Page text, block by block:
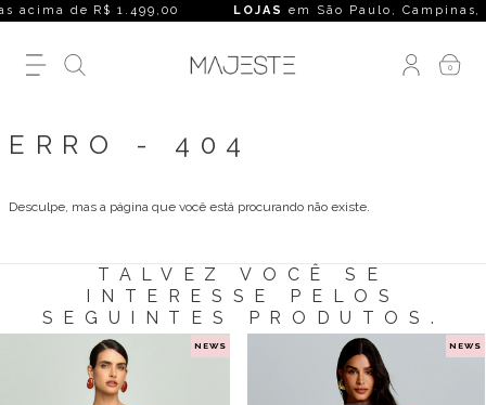
acima de R$ 1.499,00 LOJASem São Paulo, Campinas,
0
ERRO - 404
Desculpe, mas a página que você está procurando não existe.
TALVEZ VOCÊ SE
INTERESSE PELOS
SEGUINTES PRODUTOS.
NEWS NEWS